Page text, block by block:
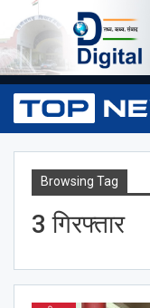
Browsing Tag
3 गिरफ्तार